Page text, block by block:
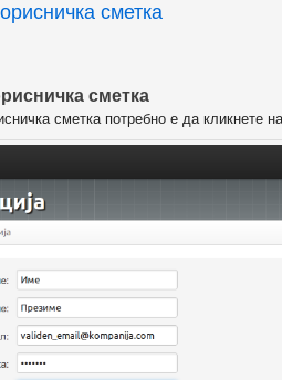
сметка
сметка
сметка потребно е да кликнете